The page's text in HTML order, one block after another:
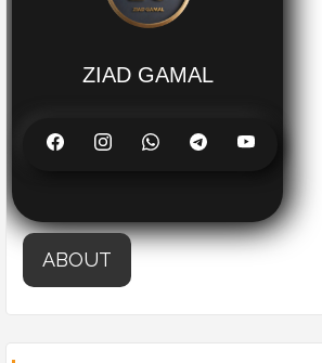
ZIAD GAMAL
ABOUT